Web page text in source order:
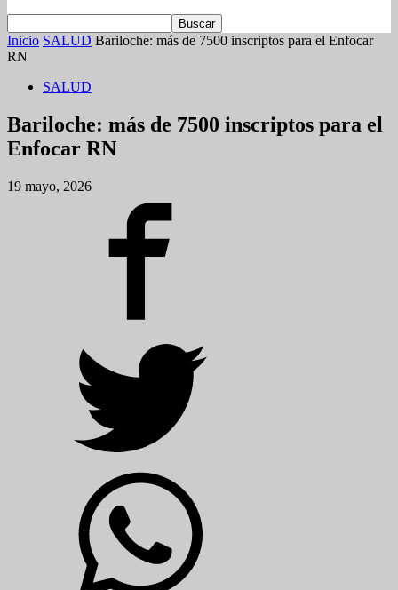
Inicio SALUD Bariloche: más de 7500 inscriptos para el Enfocar
RN
SALUD
Bariloche: más de 7500 inscriptos para el
Enfocar RN
19 mayo, 2026